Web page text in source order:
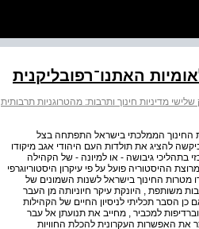
מדיניות חינוך ותרבות: מהטרוגניות תרבותית
החינוך הממלכתי בישראל התפתחה בצל
להציג את תולדות העם היהודי אגב מיקודו
בתהליכי גיבושה - או למיונה - של הקהילה
ההיסטוריה פועל על פי עיקרון היסטוריוגרפי
מטרות החינוך בישראל לשנות השמונים של
משותפת , היונקת עיקר חיוניותה מן העבר
( פלד . ( 206 , 1976 עיקרון זה מציע אם כן הסבר תכליתי לניסיון החיים של הקהילות
למכביר , מחייב את תנועתן אל עבר
את האפשרות העקרונית להכלת החוויות